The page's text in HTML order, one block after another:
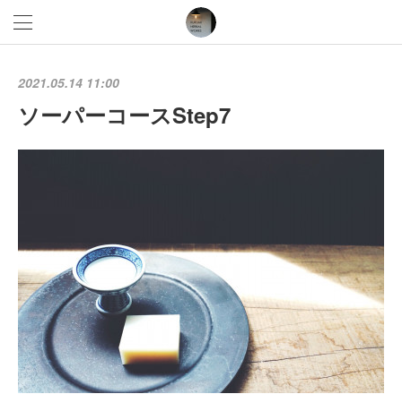
2021.05.14 11:00
ソーパーコースStep7